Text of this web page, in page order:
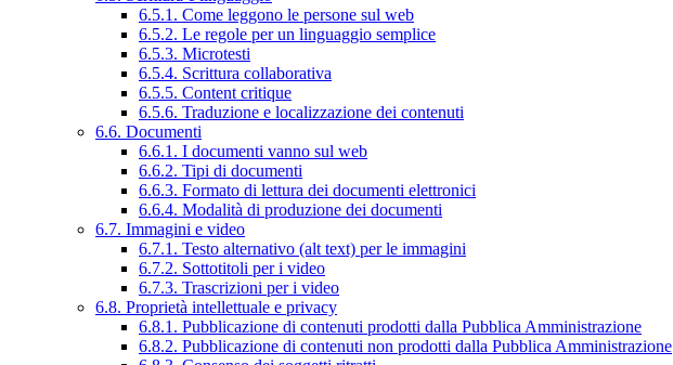
6.5.1. Come leggono le persone sul web
6.5.2. Le regole per un linguaggio semplice
6.5.3. Microtesti
6.5.4. Scrittura collaborativa
6.5.5. Content critique
6.5.6. Traduzione e localizzazione dei contenuti
6.6. Documenti
6.6.1. I documenti vanno sul web
6.6.2. Tipi di documenti
6.6.3. Formato di lettura dei documenti elettronici
6.6.4. Modalità di produzione dei documenti
6.7. Immagini e video
6.7.1. Testo alternativo (alt text) per le immagini
6.7.2. Sottotitoli per i video
6.7.3. Trascrizioni per i video
6.8. Proprietà intellettuale e privacy
6.8.1. Pubblicazione di contenuti prodotti dalla Pubblica Amministrazione
6.8.2. Pubblicazione di contenuti non prodotti dalla Pubblica Amministrazione